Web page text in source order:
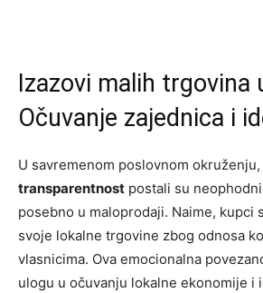
Izazovi malih trgovina
Očuvanje zajednica i
U savremenom poslovnom okruženju,
transparentnost postali su
posebno u maloprodaji. Naime, kupci
svoje lokalne trgovine zbog odnosa
vlasnicima. Ova emocionalna
ulogu u očuvanju lokalne ekonomije i